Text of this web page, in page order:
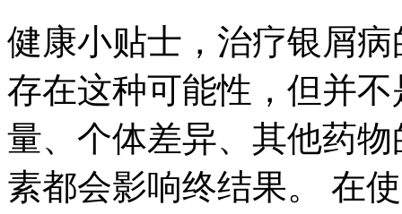
健康小贴士，治疗银屑
存在这种可能性，但并
量、个体差异、其他药
素都会影响终结果。 在